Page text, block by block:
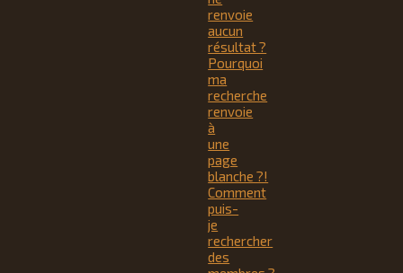
renvoie
aucun
résultat ?
Pourquoi
ma
recherche
renvoie
à
une
page
blanche ?!
Comment
puis-
je
rechercher
des